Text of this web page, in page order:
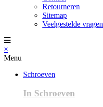
Retourneren
Sitemap
Veelgestelde vragen
×
Menu
Schroeven
In Schroeven